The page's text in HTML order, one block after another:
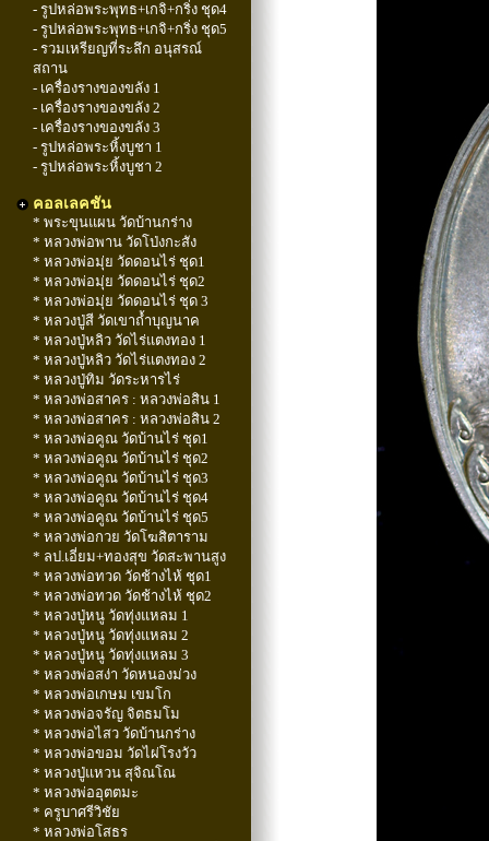
- รูปหล่อพระพุทธ+เกจิ+กริ่ง ชุด4
- รูปหล่อพระพุทธ+เกจิ+กริ่ง ชุด5
- รวมเหรียญที่ระลึก อนุสรณ์
สถาน
- เครื่องรางของขลัง 1
- เครื่องรางของขลัง 2
- เครื่องรางของขลัง 3
- รูปหล่อพระหิ้งบูชา 1
- รูปหล่อพระหิ้งบูชา 2
คอลเลคชัน
* พระขุนแผน วัดบ้านกร่าง
* หลวงพ่อพาน วัดโป่งกะสัง
* หลวงพ่อมุ่ย วัดดอนไร่ ชุด1
* หลวงพ่อมุ่ย วัดดอนไร่ ชุด2
* หลวงพ่อมุ่ย วัดดอนไร่ ชุด 3
* หลวงปู่สี วัดเขาถ้ำบุญนาค
* หลวงปู่หลิว วัดไร่แตงทอง 1
* หลวงปู่หลิว วัดไร่แตงทอง 2
* หลวงปู่ทิม วัดระหารไร่
* หลวงพ่อสาคร : หลวงพ่อสิน 1
* หลวงพ่อสาคร : หลวงพ่อสิน 2
* หลวงพ่อคูณ วัดบ้านไร่ ชุด1
* หลวงพ่อคูณ วัดบ้านไร่ ชุด2
* หลวงพ่อคูณ วัดบ้านไร่ ชุด3
* หลวงพ่อคูณ วัดบ้านไร่ ชุด4
* หลวงพ่อคูณ วัดบ้านไร่ ชุด5
* หลวงพ่อกวย วัดโฆสิตาราม
* ลป.เอี่ยม+ทองสุข วัดสะพานสูง
* หลวงพ่อทวด วัดช้างไห้ ชุด1
* หลวงพ่อทวด วัดช้างไห้ ชุด2
* หลวงปู่หนู วัดทุ่งแหลม 1
* หลวงปู่หนู วัดทุ่งแหลม 2
* หลวงปู่หนู วัดทุ่งแหลม 3
* หลวงพ่อสง่า วัดหนองม่วง
* หลวงพ่อเกษม เขมโก
* หลวงพ่อจรัญ จิตธมโม
* หลวงพ่อไสว วัดบ้านกร่าง
* หลวงพ่อขอม วัดไผ่โรงวัว
* หลวงปู่แหวน สุจิณโณ
* หลวงพ่ออุตตมะ
* ครูบาศรีวิชัย
* หลวงพ่อโสธร